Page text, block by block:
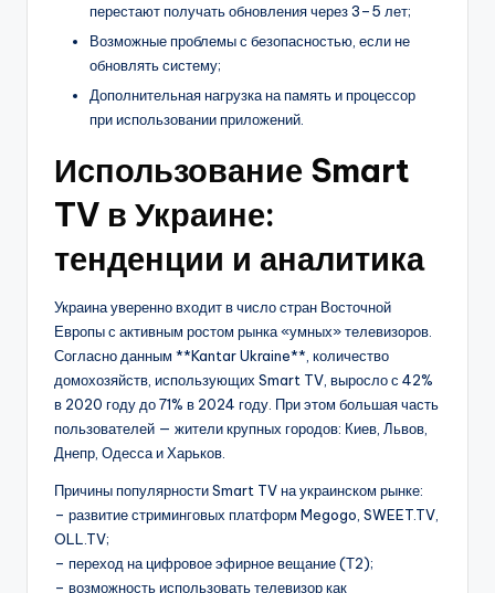
перестают получать обновления через 3–5 лет;
Возможные проблемы с безопасностью, если не
обновлять систему;
Дополнительная нагрузка на память и процессор
при использовании приложений.
Использование Smart
TV в Украине:
тенденции и аналитика
Украина уверенно входит в число стран Восточной
Европы с активным ростом рынка «умных» телевизоров.
Согласно данным **Kantar Ukraine**, количество
домохозяйств, использующих Smart TV, выросло с 42%
в 2020 году до 71% в 2024 году. При этом большая часть
пользователей — жители крупных городов: Киев, Львов,
Днепр, Одесса и Харьков.
Причины популярности Smart TV на украинском рынке:
– развитие стриминговых платформ Megogo, SWEET.TV,
OLL.TV;
– переход на цифровое эфирное вещание (Т2);
– возможность использовать телевизор как